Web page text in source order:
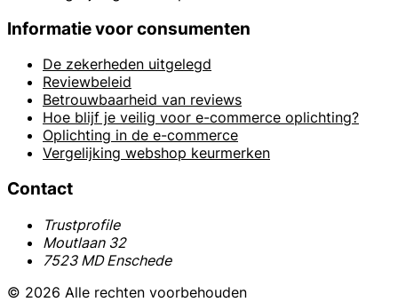
Informatie voor consumenten
De zekerheden uitgelegd
Reviewbeleid
Betrouwbaarheid van reviews
Hoe blijf je veilig voor e-commerce oplichting?
Oplichting in de e-commerce
Vergelijking webshop keurmerken
Contact
Trustprofile
Moutlaan 32
7523 MD Enschede
© 2026 Alle rechten voorbehouden